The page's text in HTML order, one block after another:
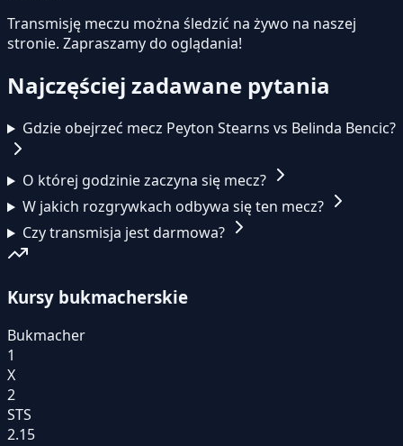
Transmisję meczu można śledzić na żywo na naszej
stronie. Zapraszamy do oglądania!
Najczęściej zadawane pytania
Gdzie obejrzeć mecz Peyton Stearns vs Belinda Bencic?
O której godzinie zaczyna się mecz?
W jakich rozgrywkach odbywa się ten mecz?
Czy transmisja jest darmowa?
Kursy bukmacherskie
Bukmacher
1
X
2
STS
2.15